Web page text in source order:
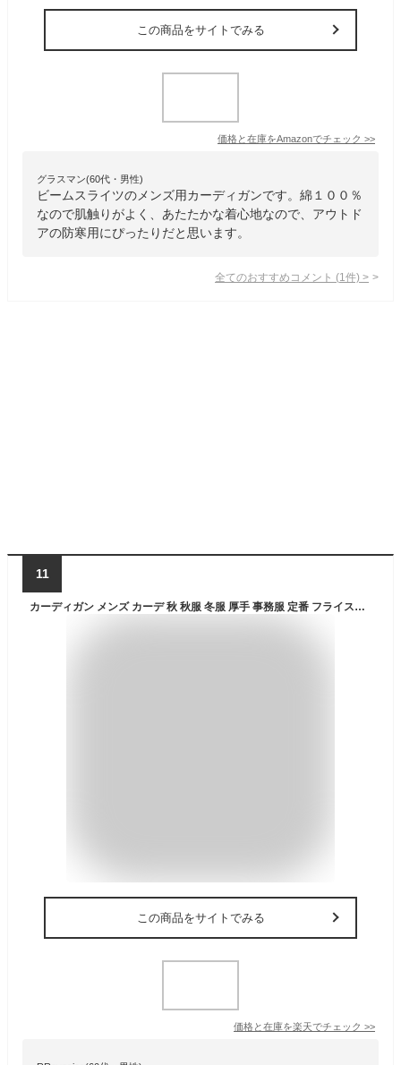
この商品をサイトでみる
価格と在庫をAmazonでチェック >>
グラスマン(60代・男性)
ビームスライツのメンズ用カーディガンです。綿１００％
なので肌触りがよく、あたたかな着心地なので、アウトド
アの防寒用にぴったりだと思います。
全てのおすすめコメント (1 件) >
11
カーディガン メンズ カーデ 秋 秋服 冬服 厚手 事務服 定番 フライスカーディガン コットンカーデ 無地 男女兼用 長袖 M L XL コットン 綿100% カラーカーディガン メンズファッション ビジネス カジュアル 学生 羽織 羽織り 冷房対策 内勤 秋冬 おしゃれ fl23fw-006
この商品をサイトでみる
価格と在庫を楽天でチェック >>